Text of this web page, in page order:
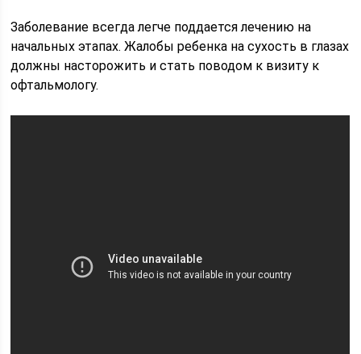
Заболевание всегда легче поддается лечению на
начальных этапах. Жалобы ребенка на сухость в глазах
должны насторожить и стать поводом к визиту к
офтальмологу.